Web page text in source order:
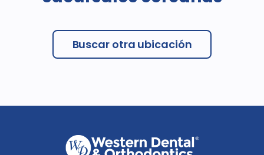
Buscar otra ubicación